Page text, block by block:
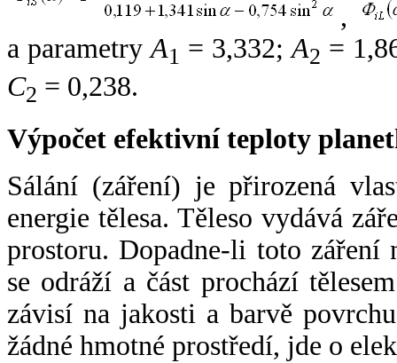
,
a parametryA1 = 3,332;A2 =
C2 = 0,238.
Výpočet efektivní teploty
Sálání (záření) je přirozená
energie tělesa. Těleso vydává
prostoru. Dopadne-li toto záření
se odráží a část prochází
závisí na jakosti a barvě
žádné hmotné prostředí, jde o